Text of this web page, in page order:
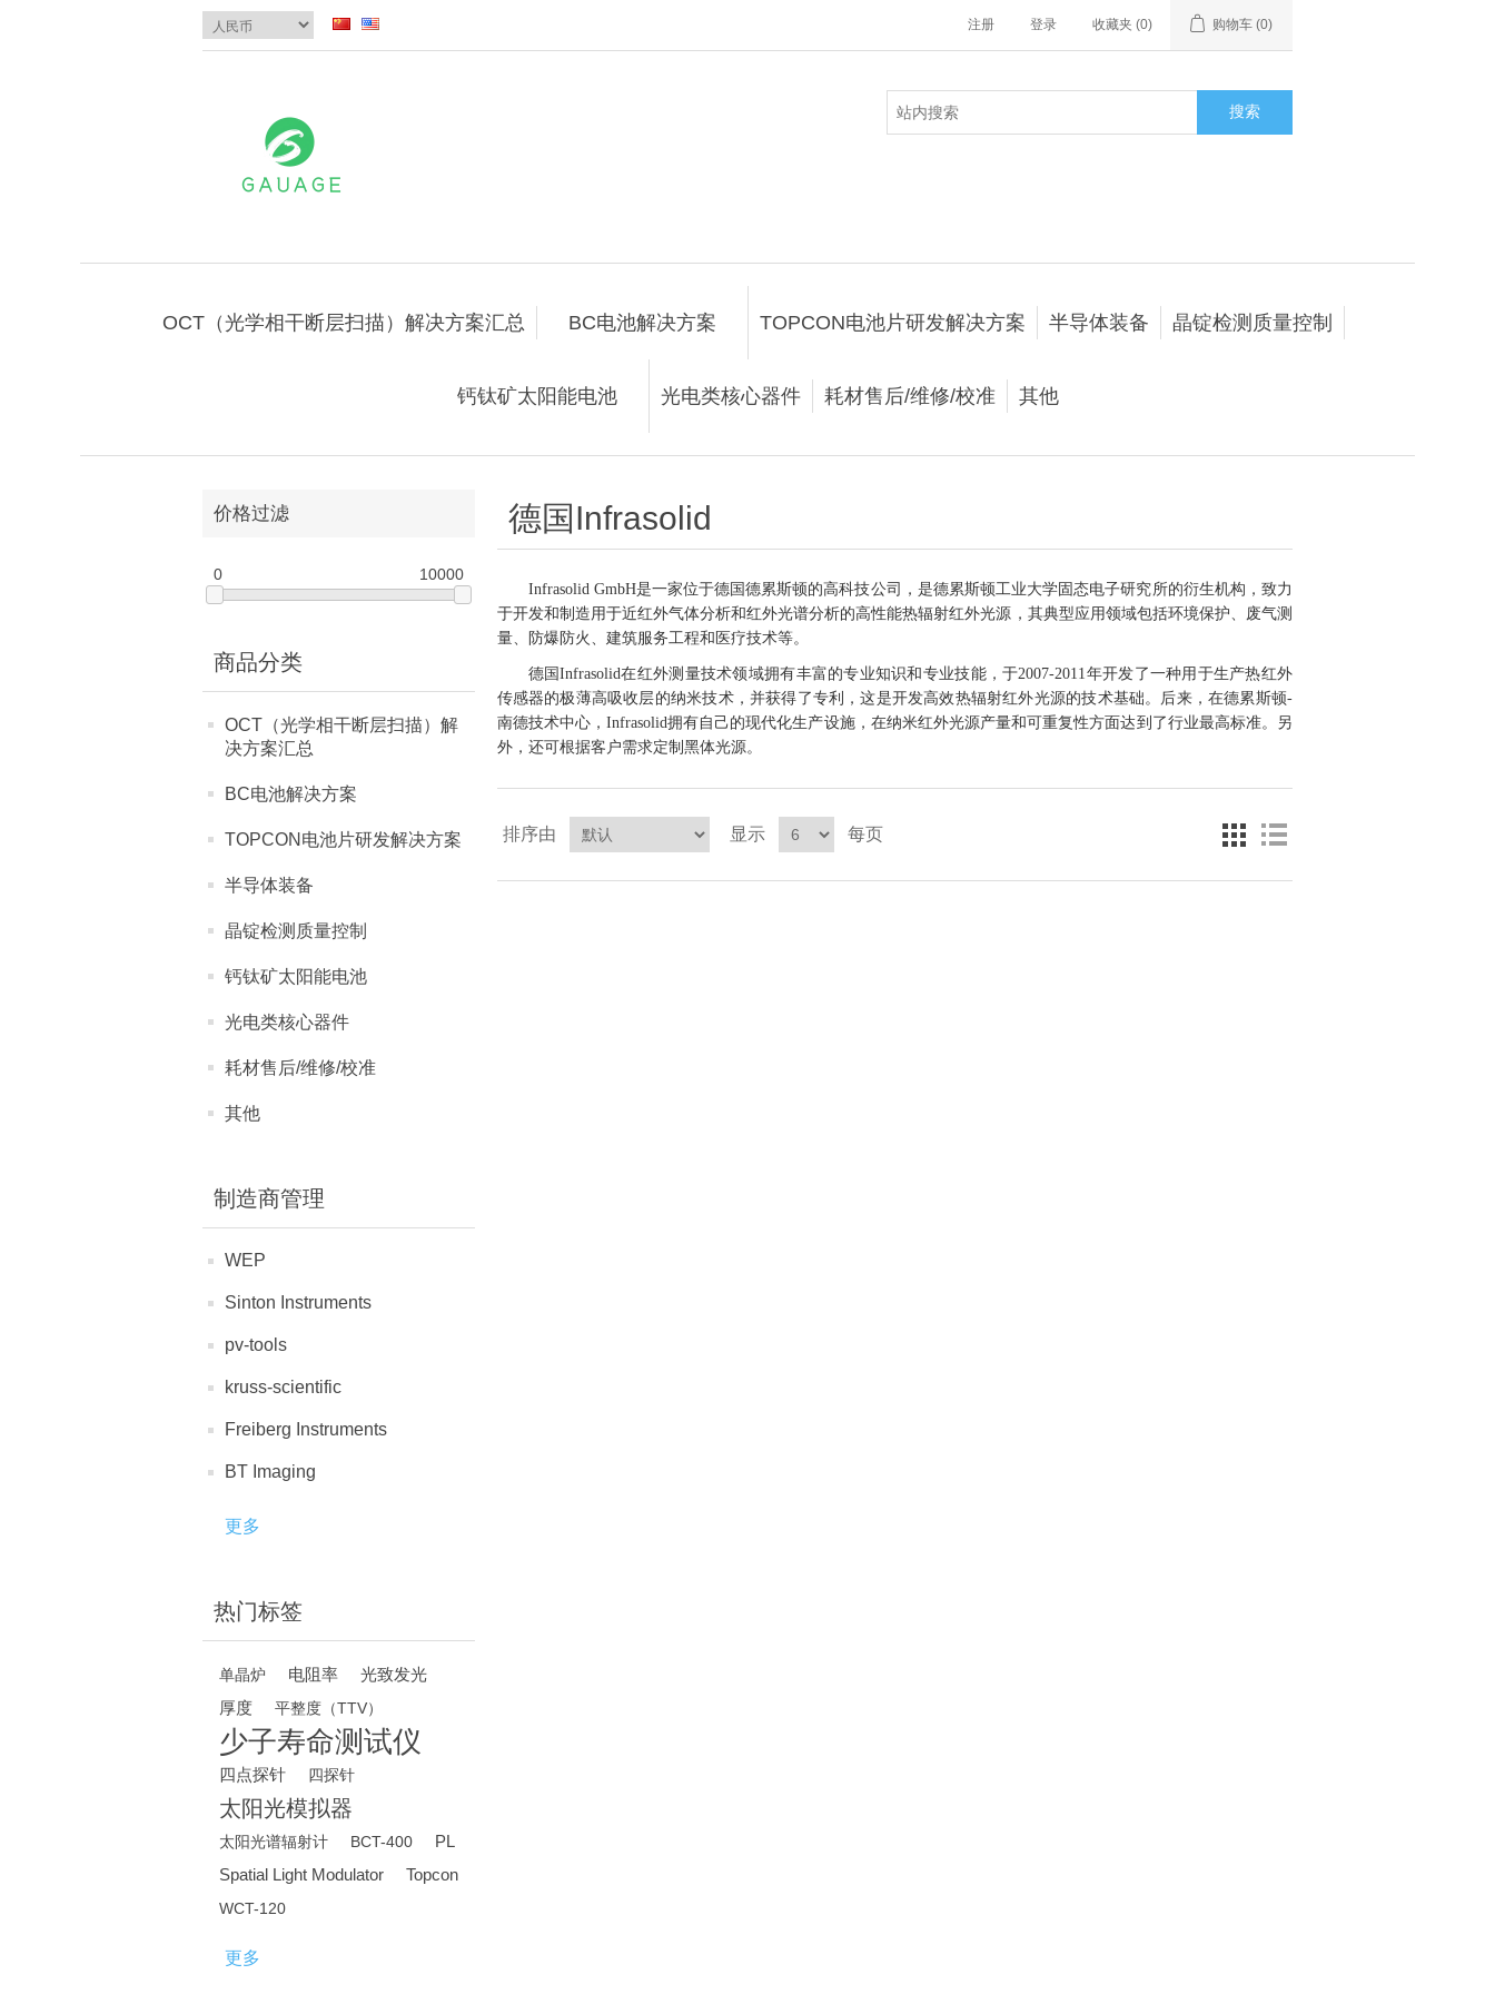
注册 登录 收藏夹 (0) 购物车 (0)
搜索
OCT（光学相干断层扫描）解决方案汇总 BC电池解决方案 TOPCON电池片研发解决方案 半导体装备 晶锭检测质量控制
钙钛矿太阳能电池 光电类核心器件 耗材售后/维修/校准 其他
价格过滤
0 10000
商品分类
OCT（光学相干断层扫描）解
决方案汇总
BC电池解决方案
TOPCON电池片研发解决方案
半导体装备
晶锭检测质量控制
钙钛矿太阳能电池
光电类核心器件
耗材售后/维修/校准
其他
制造商管理
WEP
Sinton Instruments
pv-tools
kruss-scientific
Freiberg Instruments
BT Imaging
更多
热门标签
单晶炉 电阻率
光致发光
厚度
平整度（TTV）
少子寿命测试仪
四点探针 四探针
太阳光模拟器
太阳光谱辐射计 BCT-400
PL
Spatial Light Modulator
Topcon
WCT-120
更多
德国Infrasolid
Infrasolid GmbH是一家位于德国德累斯顿的高科技公司，是德累斯顿工业大学固态电子研究所的衍生机构，致力
于开发和制造用于近红外气体分析和红外光谱分析的高性能热辐射红外光源，其典型应用领域包括环境保护、废气测
量、防爆防火、建筑服务工程和医疗技术等。
德国Infrasolid在红外测量技术领域拥有丰富的专业知识和专业技能，于2007-2011年开发了一种用于生产热红外
传感器的极薄高吸收层的纳米技术，并获得了专利，这是开发高效热辐射红外光源的技术基础。后来，在德累斯顿-
南德技术中心， Infrasolid拥有自己的现代化生产设施，在纳米红外光源产量和可重复性方面达到了行业最高标准。另
外，还可根据客户需求定制黑体光源。
排序由 显示 每页